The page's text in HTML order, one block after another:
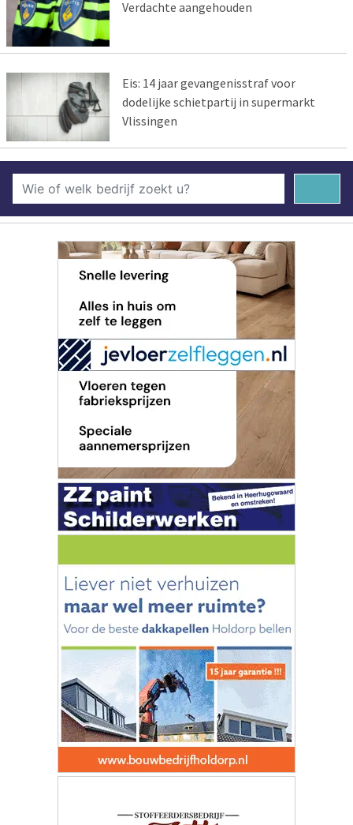
Verdachte aangehouden
Eis: 14 jaar gevangenisstraf voor
dodelijke schietpartij in supermarkt
Vlissingen